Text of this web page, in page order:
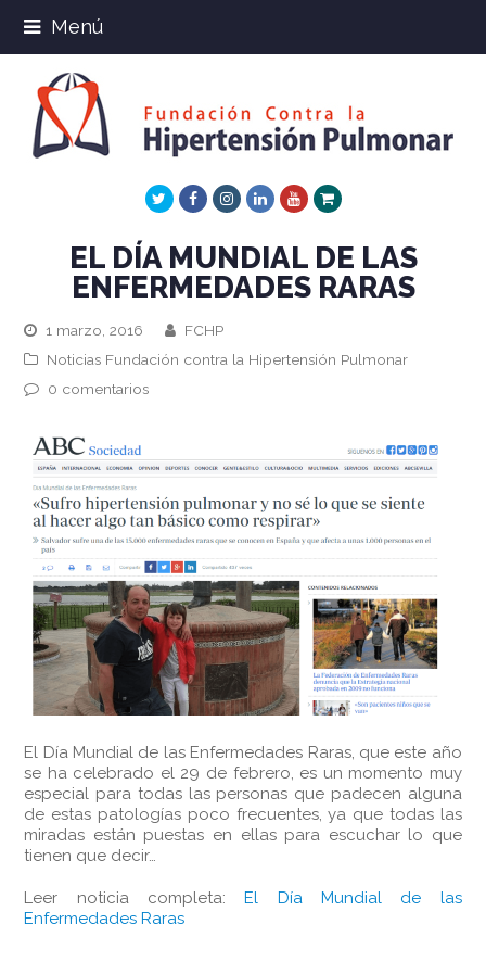
Menú
TwitterFacebookInstagram
LinkedInYoutube
Xing
EL DÍA MUNDIAL DE LAS
ENFERMEDADES RARAS
1 marzo, 2016
FCHP
Noticias Fundación contra la Hipertensión Pulmonar
0 comentarios
El Día Mundial de las Enfermedades Raras, que este año
se ha celebrado el 29 de febrero, es un momento muy
especial para todas las personas que padecen alguna
de estas patologías poco frecuentes, ya que todas las
miradas están puestas en ellas para escuchar lo que
tienen que decir…
Leer noticia completa:El Día Mundial de las
Enfermedades Raras